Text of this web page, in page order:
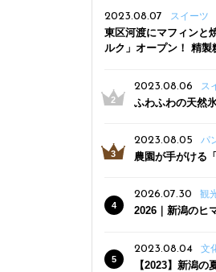
2023.08.07 スイーツ
東区河渡にマフィンと
ルク」オープン！ 精
2023.08.06
ス
ふわふわの天然
三条駅近くにオー
2023.08.05 パ
農園が手がける
った焼きたてパ
トやスムージー
2026.07.30 観
2026｜新潟の
2023.08.04
文
【2023】新潟の